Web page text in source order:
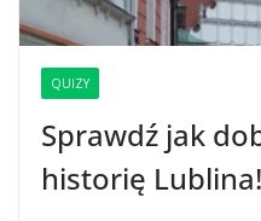
QUIZY
Sprawdź jak
historię Lublina!